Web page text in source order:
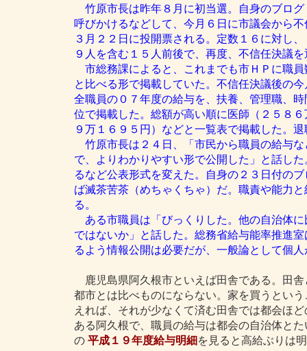
竹原市長は昨年８月に初当選。自身のブロ
呼びかけるなどして、今月６日に市議会から
３月２２日に投開票される。定数１６に対し
９人を含む１５人前後で、再度、不信任決議
市総務課によると、これまでも市ＨＰに職
と比べる形で掲載していた。不信任決議後の
全職員の０７年度の給与を、扶養、管理職、
位で掲載した。総額が高い順に医師（２５８
９万１６９５円）などと一覧表で掲載した。
竹原市長は２４日、「市民から職員の給与
で、よりわかりやすい形で公開した」と話し
るなど公表形式を変えた。自身の２３日付の
ば滅茶苦茶（めちゃくちゃ）だ。職責や能力
る。
ある市職員は「びっくりした。他の自治体
ではないか」と話した。総務省給与能率推進
るよう情報公開は必要だが、一般論として個
鹿児島県阿久根市といえば田舎である。田
都市とは比べものにならない。家を買うとい
えれば、それが少なくて済む田舎では都会ほ
ある阿久根で、職員の給与は都会の自治体と
の 平成１９年度給与明細 を見ると高給ぶりは